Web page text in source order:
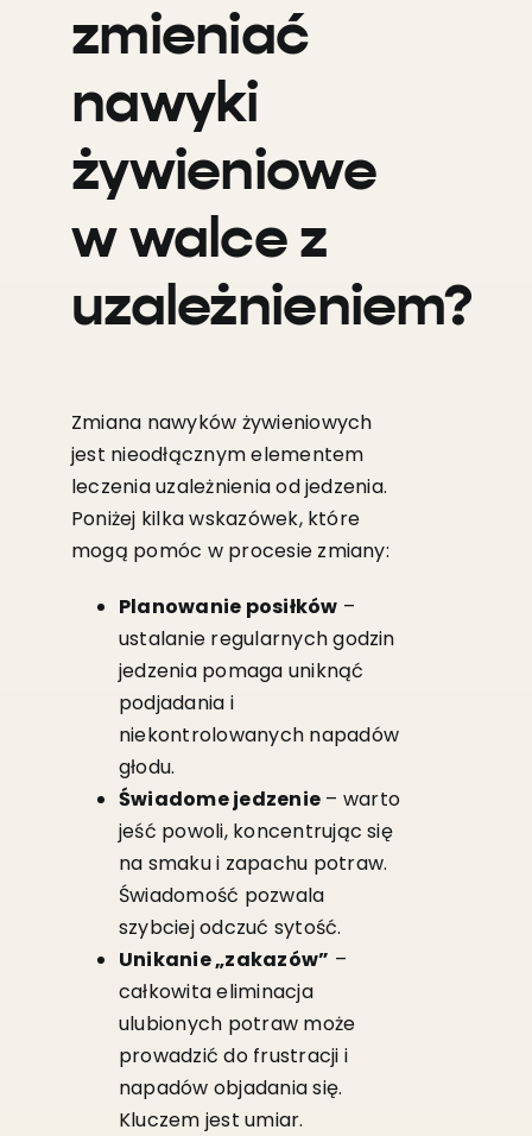
zmieniać
nawyki
żywieniowe
w walce z
uzależnieniem?
Zmiana nawyków żywieniowych
jest nieodłącznym elementem
leczenia uzależnienia od jedzenia.
Poniżej kilka wskazówek, które
mogą pomóc w procesie zmiany:
Planowanie posiłków –
ustalanie regularnych godzin
jedzenia pomaga uniknąć
podjadania i
niekontrolowanych napadów
głodu.
Świadome jedzenie – warto
jeść powoli, koncentrując się
na smaku i zapachu potraw.
Świadomość pozwala
szybciej odczuć sytość.
Unikanie „zakazów” –
całkowita eliminacja
ulubionych potraw może
prowadzić do frustracji i
napadów objadania się.
Kluczem jest umiar.